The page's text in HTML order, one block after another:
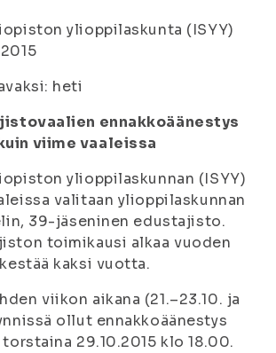
ylioppilaskunta (ISYY)
heti
ennakkoäänestys
viime vaaleissa
ylioppilaskunnan (ISYY)
valitaan ylioppilaskunnan
39-jäseninen edustajisto.
toimikausi alkaa vuoden
kaksi vuotta.
viikon aikana (21.–23.10. ja
ollut ennakkoäänestys
29.10.2015 klo 18.00.